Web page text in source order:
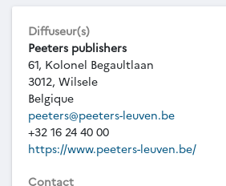
Diffuseur(s)
Peeters publishers
61, Kolonel Begaultlaan
3012, Wilsele
Belgique
peeters@peeters-leuven.be
+32 16 24 40 00
https://www.peeters-leuven.be/
Contact